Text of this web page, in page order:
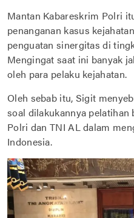
Mantan Kabareskrim Polri
penanganan kasus
penguatan sinergitas di
Mengingat saat ini banyak
oleh para pelaku kejahatan.
Oleh sebab itu, Sigit
soal dilakukannya pelatihan
Polri dan TNI AL dalam
Indonesia.